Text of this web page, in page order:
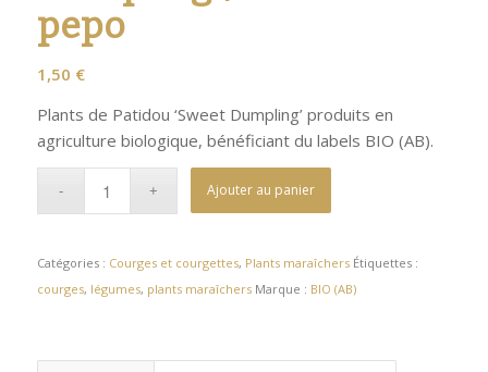
pepo
1,50 €
Plants de Patidou ‘Sweet Dumpling’ produits en
agriculture biologique, bénéficiant du labels BIO (AB).
Ajouter au panier
Catégories : Courges et courgettes, Plants maraîchers Étiquettes :
courges, légumes, plants maraîchers Marque : BIO (AB)